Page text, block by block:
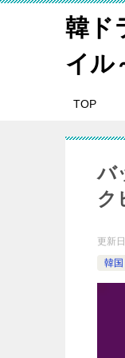
韓ド
イル
TOP
バ
ク
更新日
韓国